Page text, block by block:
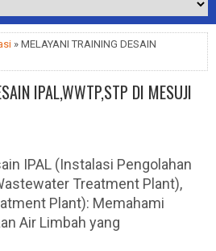
» MELAYANI TRAINING DESAIN
IPAL,WWTP,STP DI MESUJI
IPAL (Instalasi Pengolahan
Treatment Plant),
Plant): Memahami
Air Limbah yang